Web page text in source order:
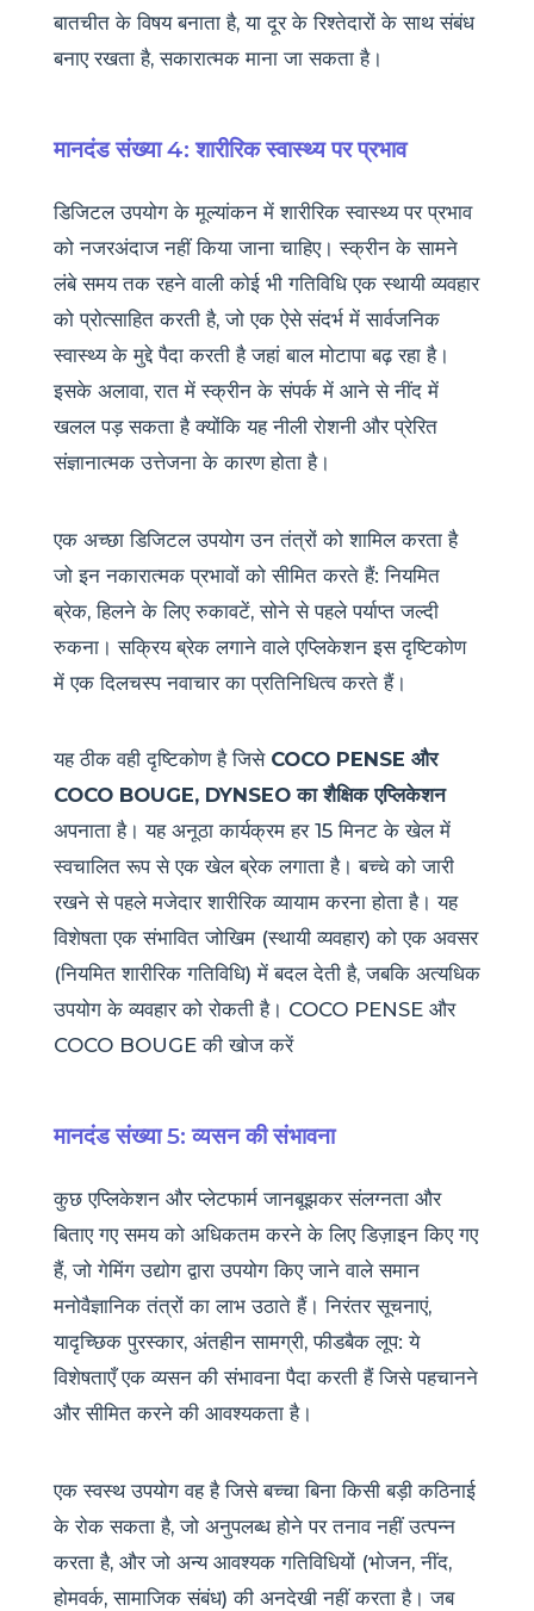
बातचीत के विषय बनाता है, या दूर के रिश्तेदारों के साथ संबंध
बनाए रखता है, सकारात्मक माना जा सकता है।
मानदंड संख्या 4: शारीरिक स्वास्थ्य पर प्रभाव
डिजिटल उपयोग के मूल्यांकन में शारीरिक स्वास्थ्य पर प्रभाव
को नजरअंदाज नहीं किया जाना चाहिए। स्क्रीन के सामने
लंबे समय तक रहने वाली कोई भी गतिविधि एक स्थायी व्यवहार
को प्रोत्साहित करती है, जो एक ऐसे संदर्भ में सार्वजनिक
स्वास्थ्य के मुद्दे पैदा करती है जहां बाल मोटापा बढ़ रहा है।
इसके अलावा, रात में स्क्रीन के संपर्क में आने से नींद में
खलल पड़ सकता है क्योंकि यह नीली रोशनी और प्रेरित
संज्ञानात्मक उत्तेजना के कारण होता है।
एक अच्छा डिजिटल उपयोग उन तंत्रों को शामिल करता है
जो इन नकारात्मक प्रभावों को सीमित करते हैं: नियमित
ब्रेक, हिलने के लिए रुकावटें, सोने से पहले पर्याप्त जल्दी
रुकना। सक्रिय ब्रेक लगाने वाले एप्लिकेशन इस दृष्टिकोण
में एक दिलचस्प नवाचार का प्रतिनिधित्व करते हैं।
यह ठीक वही दृष्टिकोण है जिसे COCO PENSE और
COCO BOUGE, DYNSEO का शैक्षिक एप्लिकेशन
अपनाता है। यह अनूठा कार्यक्रम हर 15 मिनट के खेल में
स्वचालित रूप से एक खेल ब्रेक लगाता है। बच्चे को जारी
रखने से पहले मजेदार शारीरिक व्यायाम करना होता है। यह
विशेषता एक संभावित जोखिम (स्थायी व्यवहार) को एक अवसर
(नियमित शारीरिक गतिविधि) में बदल देती है, जबकि अत्यधिक
उपयोग के व्यवहार को रोकती है। COCO PENSE और
COCO BOUGE की खोज करें
मानदंड संख्या 5: व्यसन की संभावना
कुछ एप्लिकेशन और प्लेटफार्म जानबूझकर संलग्नता और
बिताए गए समय को अधिकतम करने के लिए डिज़ाइन किए गए
हैं, जो गेमिंग उद्योग द्वारा उपयोग किए जाने वाले समान
मनोवैज्ञानिक तंत्रों का लाभ उठाते हैं। निरंतर सूचनाएं,
यादृच्छिक पुरस्कार, अंतहीन सामग्री, फीडबैक लूप: ये
विशेषताएँ एक व्यसन की संभावना पैदा करती हैं जिसे पहचानने
और सीमित करने की आवश्यकता है।
एक स्वस्थ उपयोग वह है जिसे बच्चा बिना किसी बड़ी कठिनाई
के रोक सकता है, जो अनुपलब्ध होने पर तनाव नहीं उत्पन्न
करता है, और जो अन्य आवश्यक गतिविधियों (भोजन, नींद,
होमवर्क, सामाजिक संबंध) की अनदेखी नहीं करता है। जब